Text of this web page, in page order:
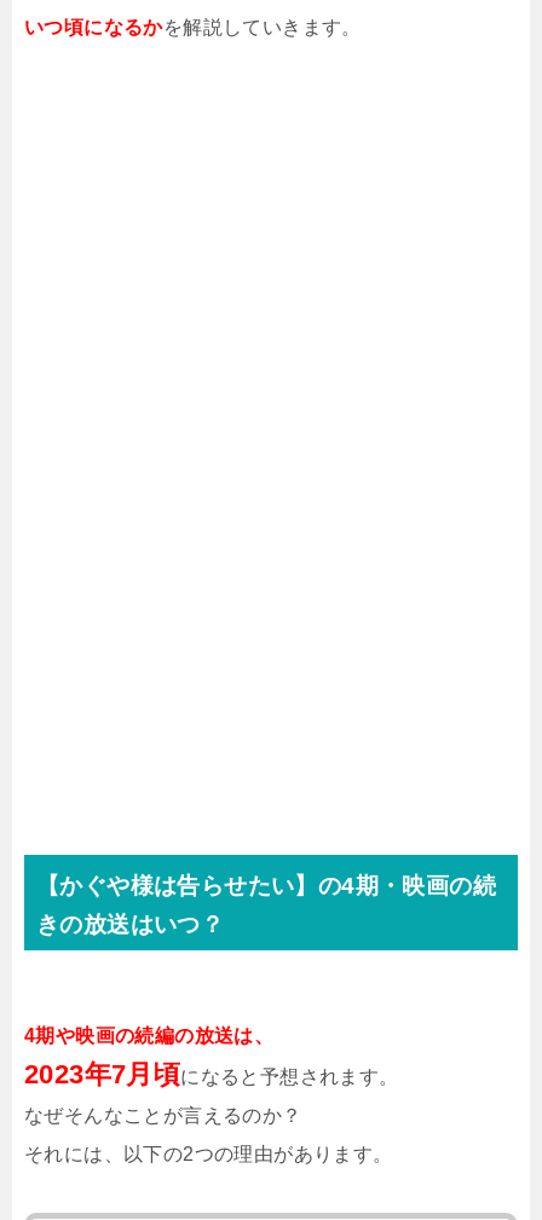
いつ頃になるかを解説していきます。
【かぐや様は告らせたい】の4期・映画の続
きの放送はいつ？
4期や映画の続編の放送は、
2023年7月頃になると予想されます。
なぜそんなことが言えるのか？
それには、以下の2つの理由があります。